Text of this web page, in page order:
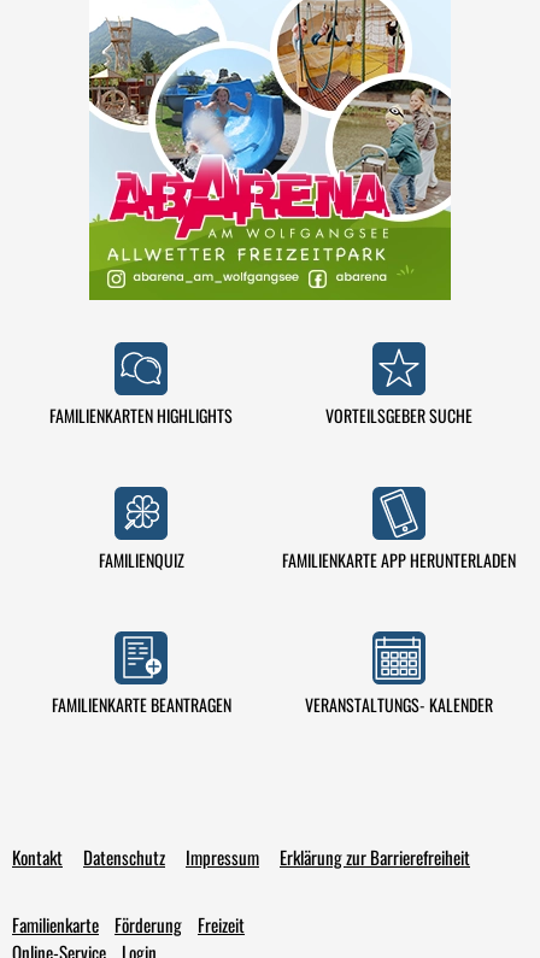
Kontakt Datenschutz Impressum Erklärung zur Barrierefreiheit
Familienkarte Förderung
Freizeit
Online-Service
Login
FAMILIENKARTEN HIGHLIGHTS VORTEILSGEBER SUCHE
FAMILIENQUIZ FAMILIENKARTE APP HERUNTERLADEN
FAMILIENKARTE BEANTRAGEN VERANSTALTUNGS- KALENDER